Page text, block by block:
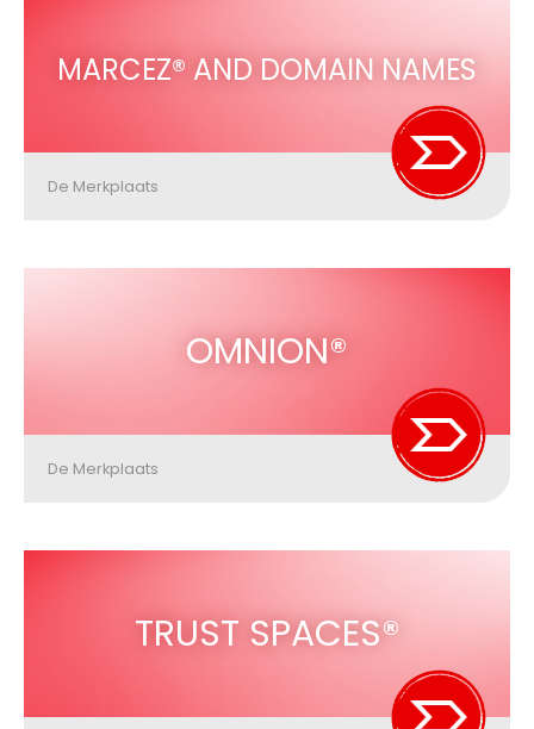
MARCEZ® AND DOMAIN NAMES
De Merkplaats
OMNION®
De Merkplaats
TRUST SPACES®